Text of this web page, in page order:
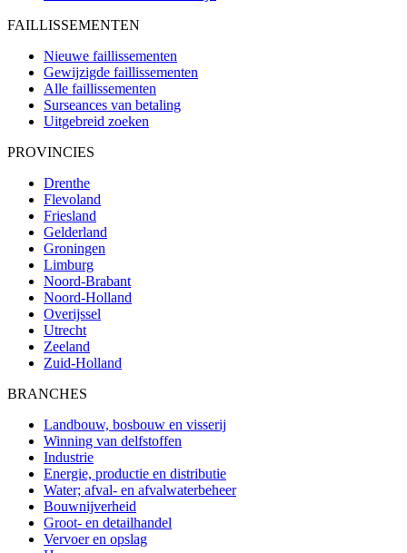
FAILLISSEMENTEN
Nieuwe faillissementen
Gewijzigde faillissementen
Alle faillissementen
Surseances van betaling
Uitgebreid zoeken
PROVINCIES
Drenthe
Flevoland
Friesland
Gelderland
Groningen
Limburg
Noord-Brabant
Noord-Holland
Overijssel
Utrecht
Zeeland
Zuid-Holland
BRANCHES
Landbouw, bosbouw en visserij
Winning van delfstoffen
Industrie
Energie, productie en distributie
Water; afval- en afvalwaterbeheer
Bouwnijverheid
Groot- en detailhandel
Vervoer en opslag